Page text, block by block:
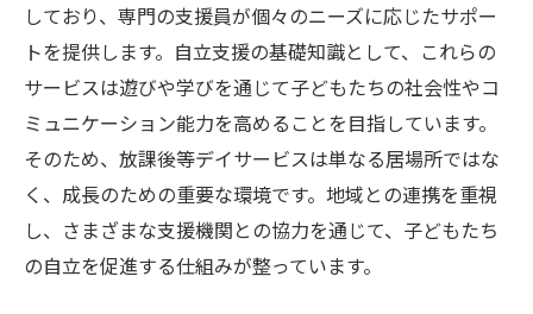
感情コントロールとメンタルヘルスの支援
学習サポートと教育的効果
放課後等デイサービスが育むコミュニケー
ション能力
子どもたちの自己肯定感を高める方法
専門スタッフが支える東京都の放課後等デイサ
ービスの取り組み
しており、専門の支援員が個々のニーズに応じたサポー
トを提供します。自立支援の基礎知識として、これらの
サービスは遊びや学びを通じて子どもたちの社会性やコ
ミュニケーション能力を高めることを目指しています。
そのため、放課後等デイサービスは単なる居場所ではな
く、成長のための重要な環境です。地域との連携を重視
し、さまざまな支援機関との協力を通じて、子どもたち
の自立を促進する仕組みが整っています。